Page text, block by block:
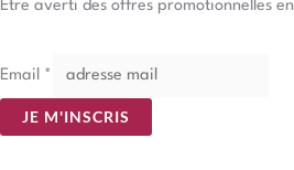
Être averti des offres promotionnelles
Email *
JE M'INSCRIS